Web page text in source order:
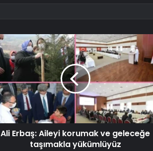
Ali Erbaş: Aileyi korumak ve geleceğe
taşımakla yükümlüyüz